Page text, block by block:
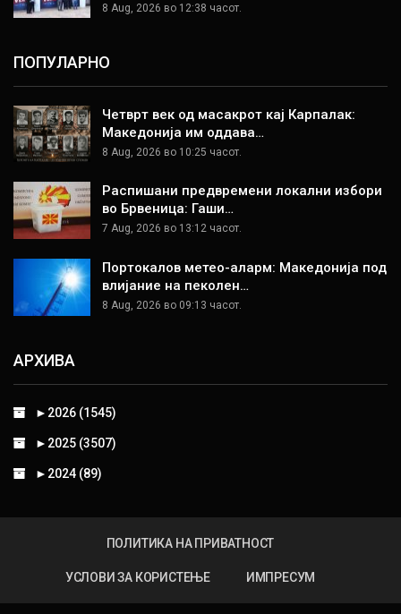
8 Aug, 2026 во 12:38 часот.
ПОПУЛАРНО
Четврт век од масакрот кај Карпалак:
Македонија им оддава…
8 Aug, 2026 во 10:25 часот.
Распишани предвремени локални избори
во Брвеница: Гаши…
7 Aug, 2026 во 13:12 часот.
Портокалов метео-аларм: Македонија под
влијание на пеколен…
8 Aug, 2026 во 09:13 часот.
АРХИВА
► 2026 (1545)
► 2025 (3507)
► 2024 (89)
ПОЛИТИКА НА ПРИВАТНОСТ
УСЛОВИ ЗА КОРИСТЕЊЕ ИМПРЕСУМ